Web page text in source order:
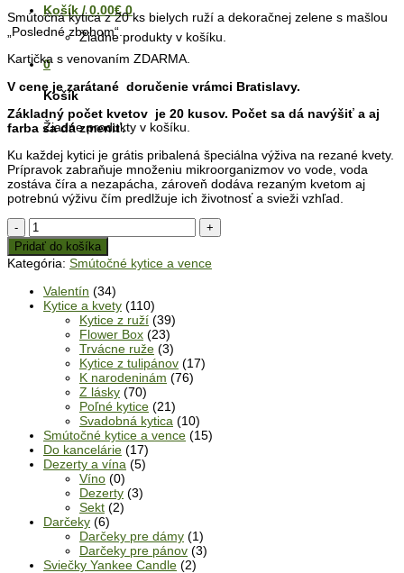
Košík /0.00€ 0
Žiadne produkty v košíku.
0
Košík
Žiadne produkty v košíku.
Smútočná kytica z 20 ks bielych ruží a dekoračnej zelene s mašlou
„Posledné zbohom“.
Kartička s venovaním ZDARMA.
V cene je zarátané doručenie vrámci Bratislavy.
Základný počet kvetov je 20 kusov. Počet sa dá navýšiť a aj
farba sa dá zmeniť.
Ku každej kytici je grátis pribalená špeciálna výživa na rezané kvety.
Prípravok zabraňuje množeniu mikroorganizmov vo vode, voda
zostáva číra a nezapácha, zároveň dodáva rezaným kvetom aj
potrebnú výživu čím predlžuje ich životnosť a svieži vzhľad.
množstvo
Kytica
20
bielych
Pridať do košíka
Kategória: Smútočné kytice a vence
Valentín (34)
Kytice a kvety (110)
Kytice z ruží (39)
Flower Box (23)
Trvácne ruže (3)
Kytice z tulipánov (17)
K narodeninám (76)
Z lásky (70)
Poľné kytice (21)
Svadobná kytica (10)
Smútočné kytice a vence (15)
Do kancelárie (17)
Dezerty a vína (5)
Víno (0)
Dezerty (3)
Sekt (2)
Darčeky (6)
Darčeky pre dámy (1)
Darčeky pre pánov (3)
Sviečky Yankee Candle (2)